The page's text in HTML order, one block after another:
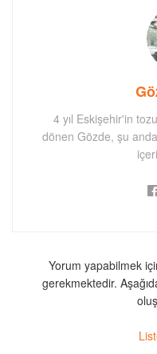
4 yıl Eskişehir'in
dönen Gözde, şu
Yorum yapabilmek
gerekmektedir.